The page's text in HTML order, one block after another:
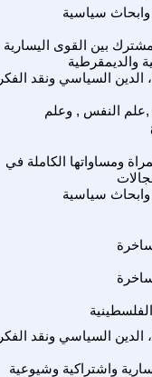
سياسية
بين القوى اليسارية
والديمقرطية
الدين السياسي ونقد الفكر
,علم النفس , وعلم
ومساواتها الكاملة في
سياسية
الدين السياسي ونقد الفكر
واشتراكية وشيوعية